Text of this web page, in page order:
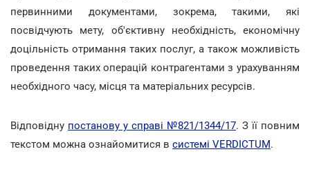
первинними документами, зокрема, такими, які
посвідчують мету, об'єктивну необхідність, економічну
доцільність отримання таких послуг, а також можливість
проведення таких операцій контрагентами з урахуванням
необхідного часу, місця та матеріальних ресурсів.
Відповідну постанову у справі №821/1344/17. З її повним
текстом можна ознайомитися в системі VERDICTUM.